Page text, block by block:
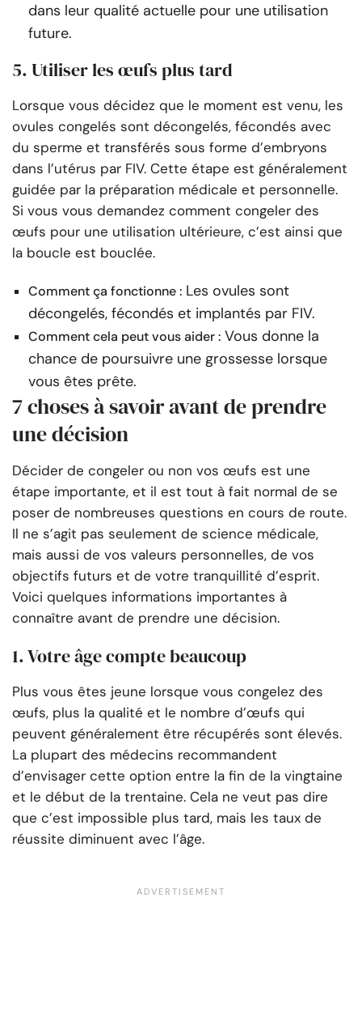
dans leur qualité actuelle pour une utilisation
future.
5. Utiliser les œufs plus tard
Lorsque vous décidez que le moment est venu, les
ovules congelés sont décongelés, fécondés avec
du sperme et transférés sous forme d’embryons
dans l’utérus par FIV. Cette étape est généralement
guidée par la préparation médicale et personnelle.
Si vous vous demandez comment congeler des
œufs pour une utilisation ultérieure, c’est ainsi que
la boucle est bouclée.
Comment ça fonctionne : Les ovules sont
décongelés, fécondés et implantés par FIV.
Comment cela peut vous aider : Vous donne la
chance de poursuivre une grossesse lorsque
vous êtes prête.
7 choses à savoir avant de prendre
une décision
Décider de congeler ou non vos œufs est une
étape importante, et il est tout à fait normal de se
poser de nombreuses questions en cours de route.
Il ne s’agit pas seulement de science médicale,
mais aussi de vos valeurs personnelles, de vos
objectifs futurs et de votre tranquillité d’esprit.
Voici quelques informations importantes à
connaître avant de prendre une décision.
1. Votre âge compte beaucoup
Plus vous êtes jeune lorsque vous congelez des
œufs, plus la qualité et le nombre d’œufs qui
peuvent généralement être récupérés sont élevés.
La plupart des médecins recommandent
d’envisager cette option entre la fin de la vingtaine
et le début de la trentaine. Cela ne veut pas dire
que c’est impossible plus tard, mais les taux de
réussite diminuent avec l’âge.